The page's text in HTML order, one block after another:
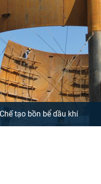
Thuỵ, Tỉnh Thái Bình.
Nhà máy Nhiệt điện Thái Bình
2 do Tổng công ty Cổ phần Xây
lắp Dầu khí Việt Nam (PetroCons)
làm Tổng thầu EPC, Nhà máy
được xây dựng trên diện tích 131,
...
XEM THÊM
Chế tạo bồn bể dầu khí